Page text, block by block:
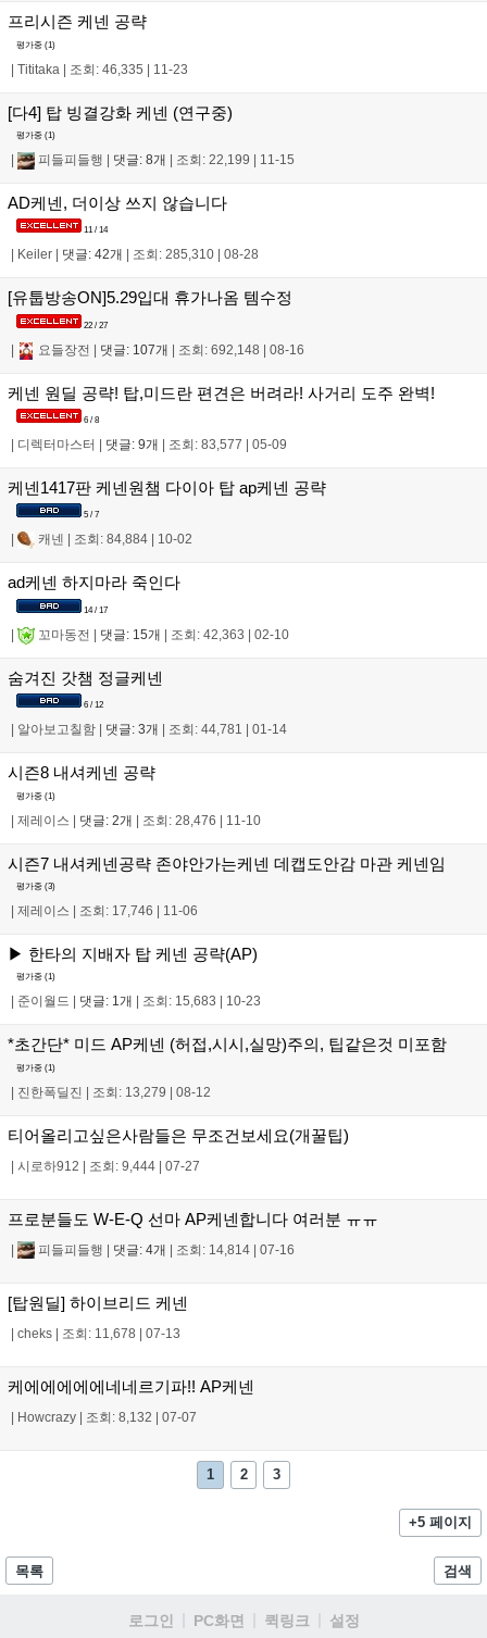
프리시즌 케넨 공략
평가중 (1)
| Tititaka | 조회: 46,335 | 11-23
[다4] 탑 빙결강화 케넨 (연구중)
평가중 (1)
피들피들행 댓글: 8개 조회: 22,199 11-15
AD케넨, 더이상 쓰지 않습니다
11 / 14
Keiler 댓글: 42개 조회: 285,310 08-28
[유툽방송ON]5.29입대 휴가나옴 템수정
22 / 27
| 요들장전 | 댓글: 107개 | 조회: 692,148 | 08-16
케넨 원딜 공략! 탑,미드란 편견은 버려라! 사거리 도주 완벽!
6 / 8
디렉터마스터 댓글: 9개 조회: 83,577 05-09
케넨1417판 케넨원챔 다이아 탑 ap케넨 공략
5 / 7
캐넨 조회: 84,884 10-02
ad케넨 하지마라 죽인다
14 / 17
| 꼬마동전 | 댓글: 15개 | 조회: 42,363 | 02-10
숨겨진 갓챔 정글케넨
6 / 12
알아보고칠함 댓글: 3개 조회: 44,781 01-14
시즌8 내셔케넨 공략
평가중 (1)
| 제레이스 | 댓글: 2개 | 조회: 28,476 | 11-10
시즌7 내셔케넨공략 존야안가는케넨 데캡도안감 마관 케넨임
평가중 (3)
제레이스 조회: 17,746 11-06
▶ 한타의 지배자 탑 케넨 공략(AP)
평가중 (1)
준이월드 댓글: 1개 조회: 15,683 10-23
*초간단* 미드 AP케넨 (허접,시시,실망)주의, 팁같은것 미포함
평가중 (1)
| 진한폭딜진 | 조회: 13,279 | 08-12
티어올리고싶은사람들은 무조건보세요(개꿀팁)
| 시로하912 | 조회: 9,444 | 07-27
프로분들도 W-E-Q 선마 AP케넨합니다 여러분 ㅠㅠ
| 피들피들행 | 댓글: 4개 | 조회: 14,814 | 07-16
[탑원딜] 하이브리드 케넨
| cheks | 조회: 11,678 | 07-13
케에에에에에네네르기파!! AP케넨
| Howcrazy | 조회: 8,132 | 07-07
1 2 3
+5 페이지
목록 검색
로그인 PC화면 퀵링크 설정